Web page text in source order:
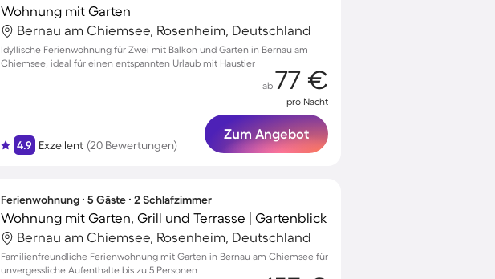
Wohnung mit Garten
Bernau am Chiemsee, Rosenheim, Deutschland
Idyllische Ferienwohnung für Zwei mit Balkon und Garten in Bernau am
Chiemsee, ideal für einen entspannten Urlaub mit Haustier
4.9 Exzellent (20 Bewertungen)
ab 77 €
pro Nacht
Zum Angebot
Ferienwohnung ∙ 5 Gäste ∙ 2 Schlafzimmer
Wohnung mit Garten, Grill und Terrasse | Gartenblick
Bernau am Chiemsee, Rosenheim, Deutschland
Familienfreundliche Ferienwohnung mit Garten in Bernau am Chiemsee für
unvergessliche Aufenthalte bis zu 5 Personen